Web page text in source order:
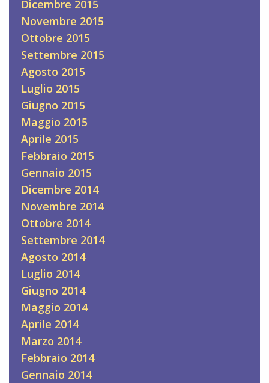
Dicembre 2015
Novembre 2015
Ottobre 2015
Settembre 2015
Agosto 2015
Luglio 2015
Giugno 2015
Maggio 2015
Aprile 2015
Febbraio 2015
Gennaio 2015
Dicembre 2014
Novembre 2014
Ottobre 2014
Settembre 2014
Agosto 2014
Luglio 2014
Giugno 2014
Maggio 2014
Aprile 2014
Marzo 2014
Febbraio 2014
Gennaio 2014